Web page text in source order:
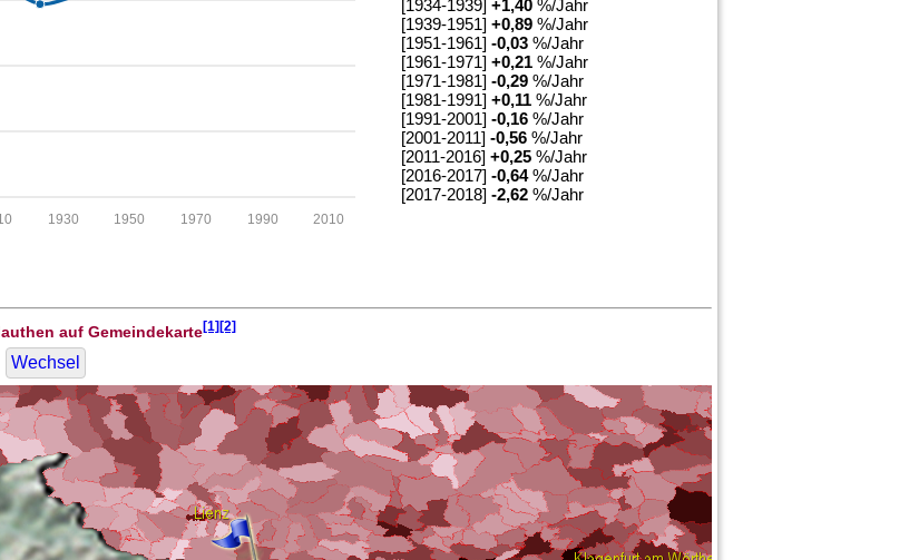
2010
1990
1970
1950
1930
[1934-1939]+1,40 %/Jahr
[1939-1951]+0,89 %/Jahr
[1951-1961]-0,03 %/Jahr
[1961-1971]+0,21 %/Jahr
[1971-1981]-0,29 %/Jahr
[1981-1991]+0,11 %/Jahr
[1991-2001]-0,16 %/Jahr
[2001-2011]-0,56 %/Jahr
[2011-2016]+0,25 %/Jahr
[2016-2017]-0,64%/Jahr
[2017-2018]-2,62 %/Jahr
auf Gemeindekarte[1][2]
Wechsel